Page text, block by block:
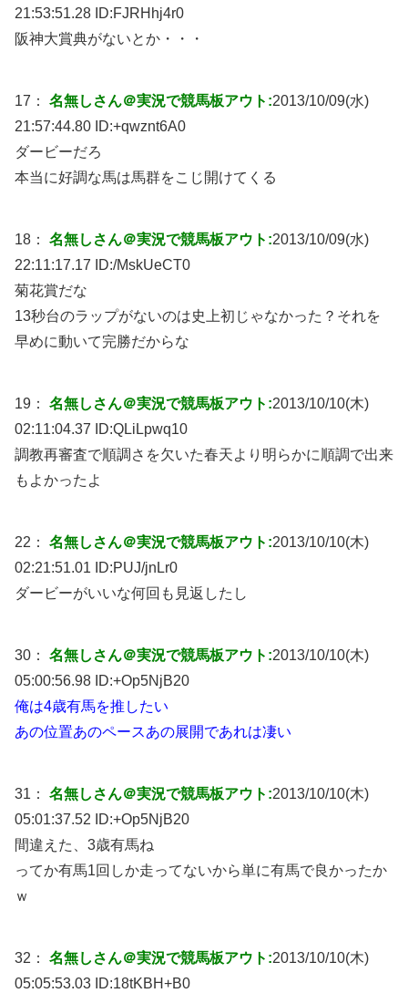
21:53:51.28 ID:FJRHhj4r0
阪神大賞典がないとか・・・
17： 名無しさん＠実況で競馬板アウト:2013/10/09(水)
21:57:44.80 ID:+qwznt6A0
ダービーだろ
本当に好調な馬は馬群をこじ開けてくる
18： 名無しさん＠実況で競馬板アウト:2013/10/09(水)
22:11:17.17 ID:/MskUeCT0
菊花賞だな
13秒台のラップがないのは史上初じゃなかった？それを
早めに動いて完勝だからな
19： 名無しさん＠実況で競馬板アウト:2013/10/10(木)
02:11:04.37 ID:QLiLpwq10
調教再審査で順調さを欠いた春天より明らかに順調で出来
もよかったよ
22： 名無しさん＠実況で競馬板アウト:2013/10/10(木)
02:21:51.01 ID:PUJ/jnLr0
ダービーがいいな何回も見返したし
30： 名無しさん＠実況で競馬板アウト:2013/10/10(木)
05:00:56.98 ID:+Op5NjB20
俺は4歳有馬を推したい
あの位置あのペースあの展開であれは凄い
31： 名無しさん＠実況で競馬板アウト:2013/10/10(木)
05:01:37.52 ID:+Op5NjB20
間違えた、3歳有馬ね
ってか有馬1回しか走ってないから単に有馬で良かったか
ｗ
32： 名無しさん＠実況で競馬板アウト:2013/10/10(木)
05:05:53.03 ID:18tKBH+B0